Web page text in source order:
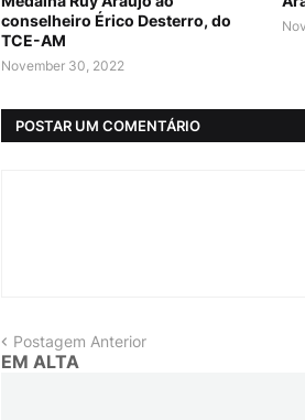
conselheiro Érico Desterro, do
TCE-AM
November 30, 2022
POSTAR UM COMENTÁRIO
Postagem Anterior
EM ALTA